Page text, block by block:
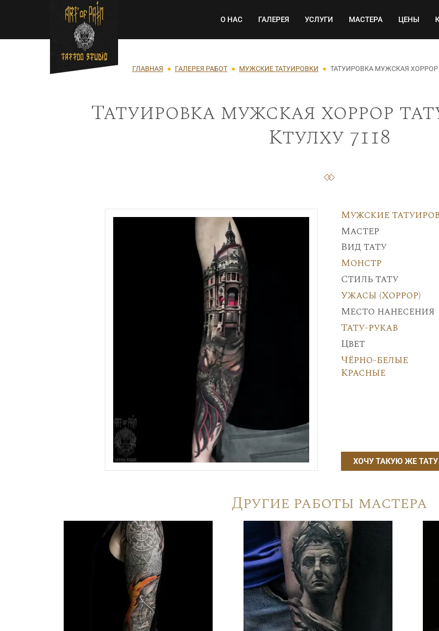
Перейти к основному содержанию Основная навигация
О НАС ГАЛЕРЕЯ УСЛУГИ МАСТЕРА ЦЕНЫ
Строка навигации
ГЛАВНАЯ ГАЛЕРЕЯ РАБОТ МУЖСКИЕ ТАТУИРОВКИ ТАТУИРОВКА МУЖСКАЯ
Татуировка мужская хоррор
Ктулху 7118
Мужские
Мастер
Вид тату
Монстр
Стиль тату
Ужасы (Хоррор)
Место нанесения
Тату-рукав
Цвет
Чёрно-белые
Красные
ХОЧУ ТАКУЮ ЖЕ ТАТУ
Другие работы мастера